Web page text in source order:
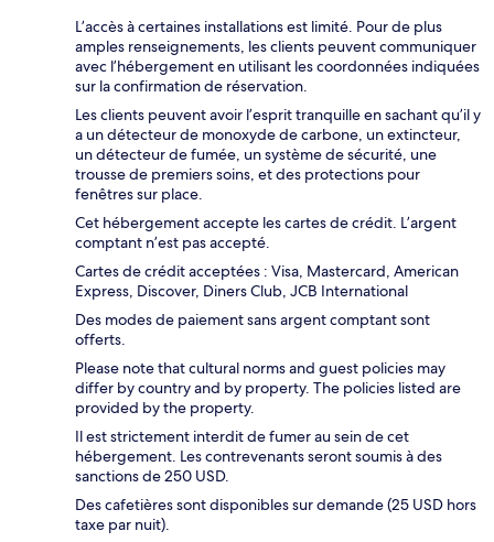
L’accès à certaines installations est limité. Pour de plus
amples renseignements, les clients peuvent communiquer
avec l’hébergement en utilisant les coordonnées indiquées
sur la confirmation de réservation.
Les clients peuvent avoir l’esprit tranquille en sachant qu’il y
a un détecteur de monoxyde de carbone, un extincteur,
un détecteur de fumée, un système de sécurité, une
trousse de premiers soins, et des protections pour
fenêtres sur place.
Cet hébergement accepte les cartes de crédit. L’argent
comptant n’est pas accepté.
Cartes de crédit acceptées : Visa, Mastercard, American
Express, Discover, Diners Club, JCB International
Des modes de paiement sans argent comptant sont
offerts.
Please note that cultural norms and guest policies may
differ by country and by property. The policies listed are
provided by the property.
Il est strictement interdit de fumer au sein de cet
hébergement. Les contrevenants seront soumis à des
sanctions de 250 USD.
Des cafetières sont disponibles sur demande (25 USD hors
taxe par nuit).